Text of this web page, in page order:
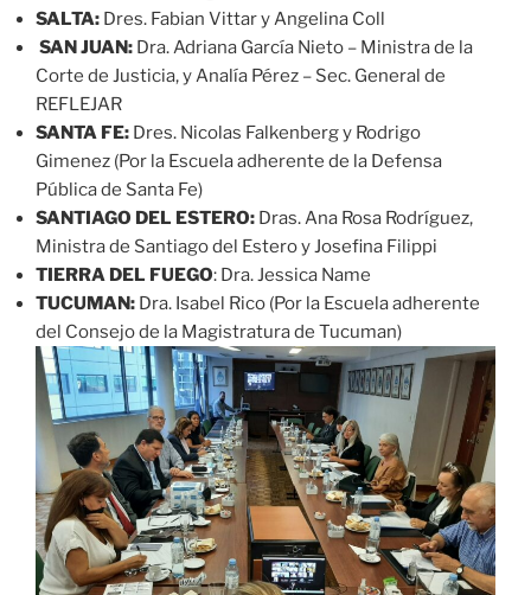
SALTA: Dres. Fabian Vittar y Angelina Coll
SAN JUAN: Dra. Adriana García Nieto – Ministra de la
Corte de Justicia, y Analía Pérez – Sec. General de
REFLEJAR
SANTA FE: Dres. Nicolas Falkenberg y Rodrigo
Gimenez (Por la Escuela adherente de la Defensa
Pública de Santa Fe)
SANTIAGO DEL ESTERO: Dras. Ana Rosa Rodríguez,
Ministra de Santiago del Estero y Josefina Filippi
TIERRA DEL FUEGO: Dra. Jessica Name
TUCUMAN: Dra. Isabel Rico (Por la Escuela adherente
del Consejo de la Magistratura de Tucuman)